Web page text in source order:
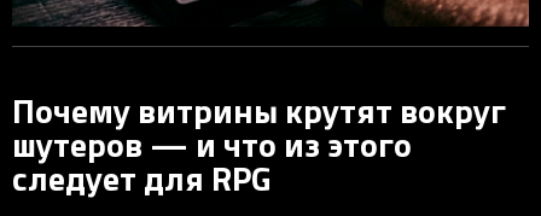
Почему витрины крутят вокруг
шутеров — и что из этого
следует для RPG